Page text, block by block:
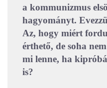
a kommunizmus
hagyományt.
Az, hogy miért
érthető, de soha
mi lenne, ha
is?